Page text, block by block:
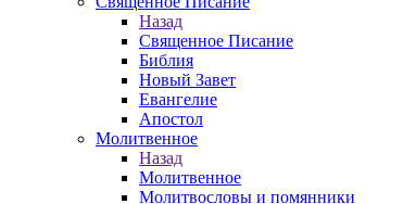
Назад
Священное Писание
Библия
Новый Завет
Евангелие
Апостол
Молитвенное
Назад
Молитвенное
Молитвословы и помянники